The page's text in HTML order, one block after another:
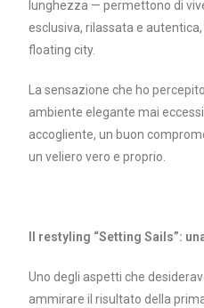
lunghezza — permettono di
esclusiva, rilassata e
floating city.
La sensazione che ho
ambiente elegante mai
accogliente, un buon
un veliero vero e proprio.
Il restyling “Setting Sails”:
Uno degli aspetti che
ammirare il risultato della